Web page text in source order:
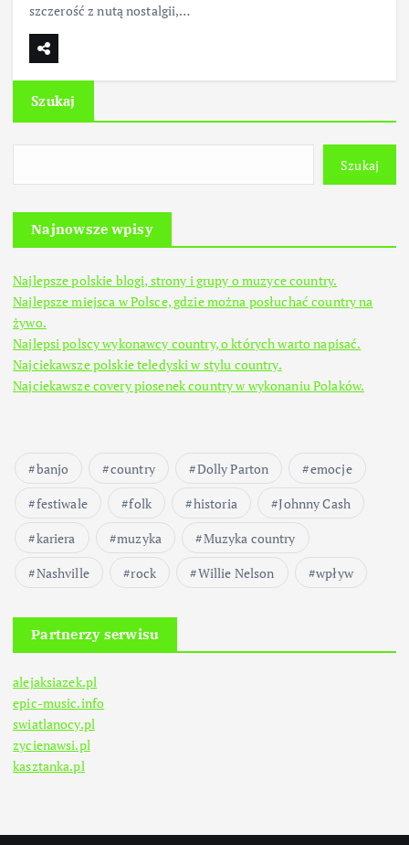
szczerość z nutą nostalgii,…
Szukaj
Szukaj
Najnowsze wpisy
Najlepsze polskie blogi, strony i grupy o muzyce country.
Najlepsze miejsca w Polsce, gdzie można posłuchać country na
żywo.
Najlepsi polscy wykonawcy country, o których warto napisać.
Najciekawsze polskie teledyski w stylu country.
Najciekawsze covery piosenek country w wykonaniu Polaków.
banjo country Dolly Parton
emocje
festiwale
folk historia
Johnny Cash
kariera
muzyka
Muzyka country
Nashville
rock Willie Nelson wpływ
Partnerzy serwisu
alejaksiazek.pl
epic-music.info
swiatlanocy.pl
zycienawsi.pl
kasztanka.pl